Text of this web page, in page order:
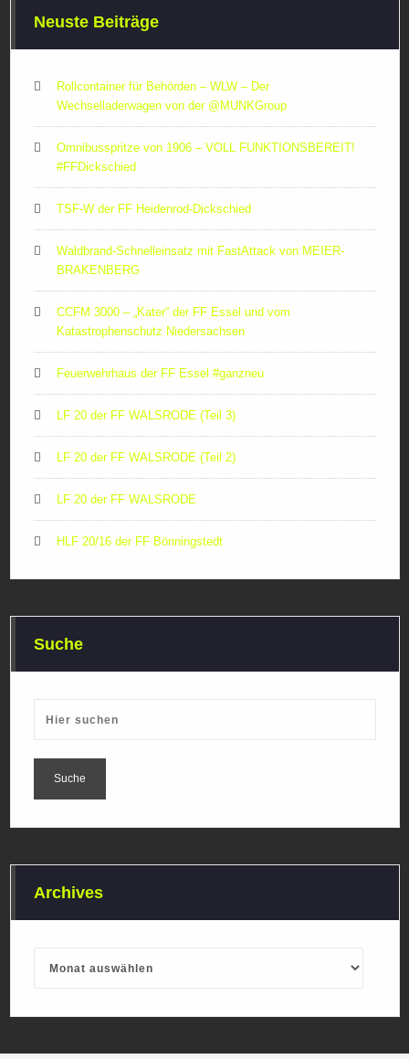
Neuste Beiträge
Rollcontainer für Behörden – WLW – Der
Wechselladerwagen von der ‪@MUNKGroup‬
Omnibusspritze von 1906 – VOLL FUNKTIONSBEREIT!
#FFDickschied
TSF-W der FF Heidenrod-Dickschied
Waldbrand-Schnelleinsatz mit FastAttack von MEIER-
BRAKENBERG
CCFM 3000 – „Kater“ der FF Essel und vom
Katastrophenschutz Niedersachsen
Feuerwehrhaus der FF Essel #ganzneu
LF 20 der FF WALSRODE (Teil 3)
LF 20 der FF WALSRODE (Teil 2)
LF 20 der FF WALSRODE
HLF 20/16 der FF Bönningstedt
Suche
Archives